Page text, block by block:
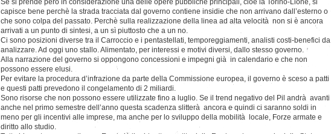
Se si prende però in considerazione una delle opere pubbliche principali, cioè la Torino-Lione, si
capisce bene perchè la strada tracciata dal governo contiene insidie che non arrivano dall’esterno o
che sono colpa del passato. Perchè sulla realizzazione della linea ad alta velocità non si è ancora
arrivati a un punto di sintesi, a un sì piuttosto che a un no.
Ci sono posizioni diverse tra il Carroccio e i pentastellati, temporeggiamenti, analisti costi-benefici da
analizzare. Ad oggi uno stallo. Alimentato, per interessi e motivi diversi, dallo stesso governo.
Alla narrazione del governo si oppongono concessioni e impegni già in calendario e che non
possono essere elusi.
Per evitare la procedura d’infrazione da parte della Commissione europea, il governo è sceso a patti
e questi patti prevedono il congelamento di 2 miliardi.
Sono risorse che non possono essere utilizzate fino a luglio. Se il trend negativo del Pil andrà avanti
anche nel primo semestre dell’anno questa scadenza slitterà ancora e quindi ci saranno soldi in
meno per gli incentivi alle imprese, ma anche per lo sviluppo della mobilità locale, Forze armate e
diritto allo studio.